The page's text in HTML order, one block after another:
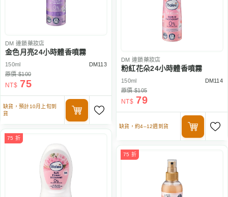
DM 連鎖藥妝店
金色月亮24小時體香噴霧
150ml
DM113
原價 $100
NT$ 75
缺貨，預計10月上旬到
貨
DM 連鎖藥妝店
粉紅花朵24小時體香噴霧
150ml
DM114
原價 $105
NT$ 79
缺貨，約4–12週到貨
75 折
75 折